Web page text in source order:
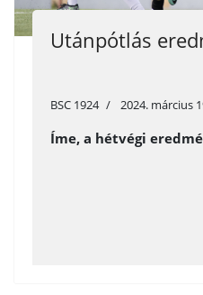
Utánpótlás
BSC 1924 2024. március
Íme, a hétvégi